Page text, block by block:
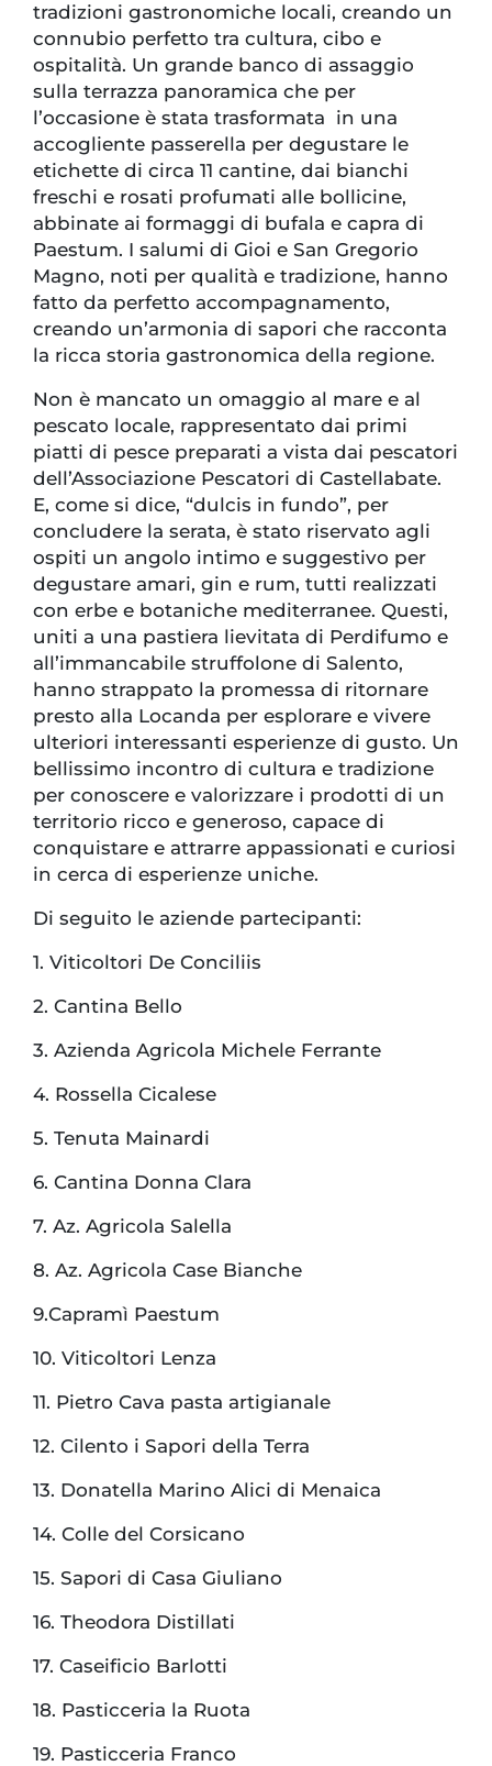
tradizioni gastronomiche locali, creando un
connubio perfetto tra cultura, cibo e
ospitalità. Un grande banco di assaggio
sulla terrazza panoramica che per
l’occasione è stata trasformata in una
accogliente passerella per degustare le
etichette di circa 11 cantine, dai bianchi
freschi e rosati profumati alle bollicine,
abbinate ai formaggi di bufala e capra di
Paestum. I salumi di Gioi e San Gregorio
Magno, noti per qualità e tradizione, hanno
fatto da perfetto accompagnamento,
creando un’armonia di sapori che racconta
la ricca storia gastronomica della regione.
Non è mancato un omaggio al mare e al
pescato locale, rappresentato dai primi
piatti di pesce preparati a vista dai pescatori
dell’Associazione Pescatori di Castellabate.
E, come si dice, “dulcis in fundo”, per
concludere la serata, è stato riservato agli
ospiti un angolo intimo e suggestivo per
degustare amari, gin e rum, tutti realizzati
con erbe e botaniche mediterranee. Questi,
uniti a una pastiera lievitata di Perdifumo e
all’immancabile struffolone di Salento,
hanno strappato la promessa di ritornare
presto alla Locanda per esplorare e vivere
ulteriori interessanti esperienze di gusto. Un
bellissimo incontro di cultura e tradizione
per conoscere e valorizzare i prodotti di un
territorio ricco e generoso, capace di
conquistare e attrarre appassionati e curiosi
in cerca di esperienze uniche.
Di seguito le aziende partecipanti:
1. Viticoltori De Conciliis
2. Cantina Bello
3. Azienda Agricola Michele Ferrante
4. Rossella Cicalese
5. Tenuta Mainardi
6. Cantina Donna Clara
7. Az. Agricola Salella
8. Az. Agricola Case Bianche
9.Capramì Paestum
10. Viticoltori Lenza
11. Pietro Cava pasta artigianale
12. Cilento i Sapori della Terra
13. Donatella Marino Alici di Menaica
14. Colle del Corsicano
15. Sapori di Casa Giuliano
16. Theodora Distillati
17. Caseificio Barlotti
18. Pasticceria la Ruota
19. Pasticceria Franco